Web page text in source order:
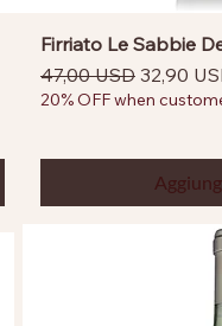
Firriato Le Sabbie
Prezzo regolare
47,00 USD Prezzo
32,90
20% OFF when